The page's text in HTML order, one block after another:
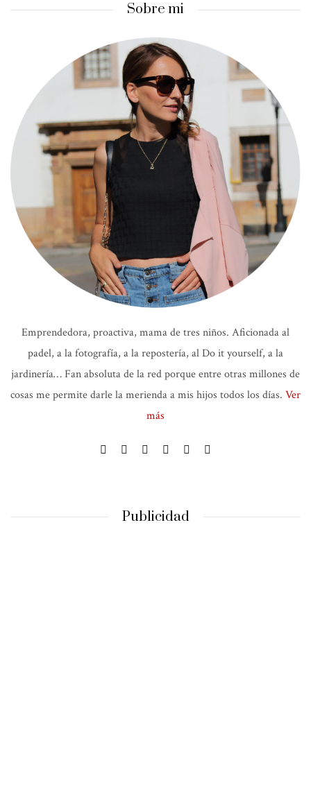
Sobre mi
Emprendedora, proactiva, mama de tres niños. Aficionada al
padel, a la fotografía, a la repostería, al Do it yourself, a la
jardinería… Fan absoluta de la red porque entre otras millones de
cosas me permite darle la merienda a mis hijos todos los días. Ver
más
Publicidad